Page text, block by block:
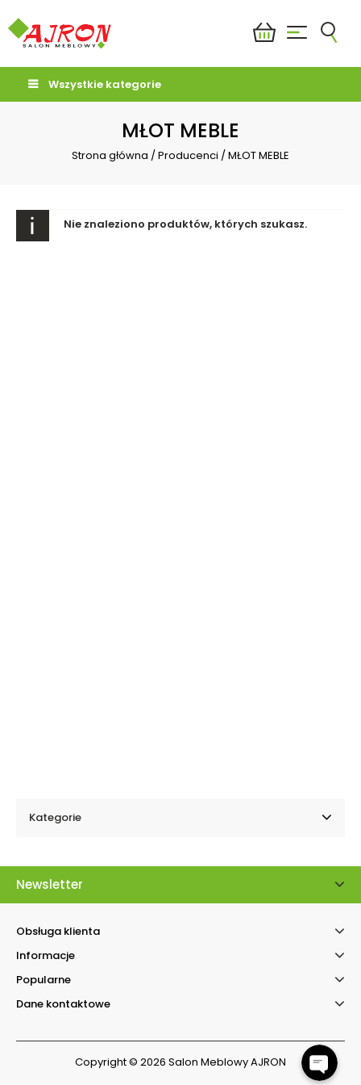
Wszystkie kategorie
MŁOT MEBLE
Strona główna / Producenci / MŁOT MEBLE
Nie znaleziono produktów, których szukasz.
Kategorie
Newsletter
Obsługa klienta
Informacje
Popularne
Dane kontaktowe
Copyright © 2026 Salon Meblowy AJRON
Kontakt
Facebook Messenger